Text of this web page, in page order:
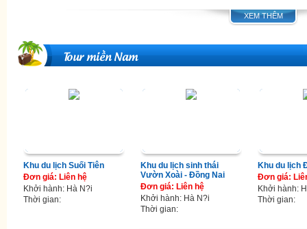
XEM THÊM
Tour miền Nam
Khu du lịch Suối Tiên
Đơn giá: Liên hệ
Khởi hành: Hà N?i
Thời gian:
Khu du lịch sinh thái
Vườn Xoài - Đồng Nai
Đơn giá: Liên hệ
Khởi hành: Hà N?i
Thời gian:
Khu du lịch
Đơn giá:
Khởi hành:
Thời gian: